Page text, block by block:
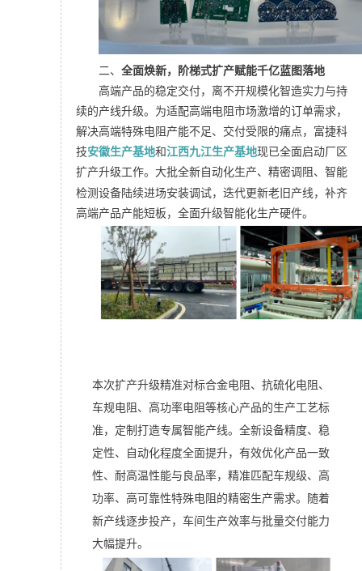
二、全面焕新，阶梯式扩产赋能千亿蓝图落地
高端产品的稳定交付，离不开规模化智造实力与持
续的产线升级。为适配高端电阻市场激增的订单需求，
解决高端特殊电阻产能不足、交付受限的痛点，富捷科
技安徽生产基地和江西九江生产基地现已全面启动厂区
扩产升级工作。大批全新自动化生产、精密调阻、智能
检测设备陆续进场安装调试，迭代更新老旧产线，补齐
高端产品产能短板，全面升级智能化生产硬件。
本次扩产升级精准对标合金电阻、抗硫化电阻、
车规电阻、高功率电阻等核心产品的生产工艺标
准，定制打造专属智能产线。全新设备精度、稳
定性、自动化程度全面提升，有效优化产品一致
性、耐高温性能与良品率，精准匹配车规级、高
功率、高可靠性特殊电阻的精密生产需求。随着
新产线逐步投产，车间生产效率与批量交付能力
大幅提升。